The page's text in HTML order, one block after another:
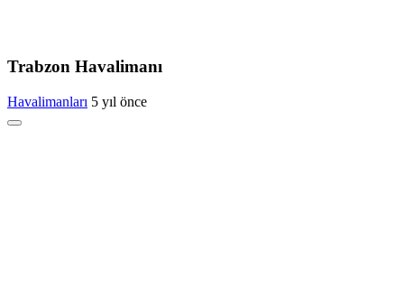
Trabzon Havalimanı
Havalimanları 5 yıl önce